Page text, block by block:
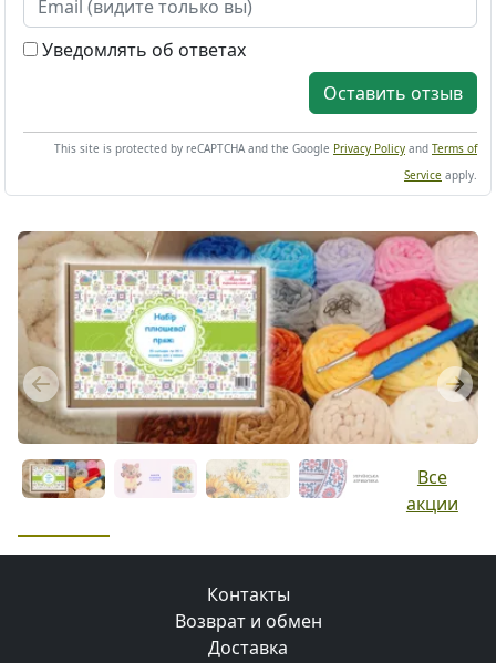
Уведомлять об ответах
Оставить отзыв
This site is protected by reCAPTCHA and the Google Privacy Policy and Terms of
Service apply.
Previous Next
Все
акции
Контакты
Возврат и обмен
Доставка